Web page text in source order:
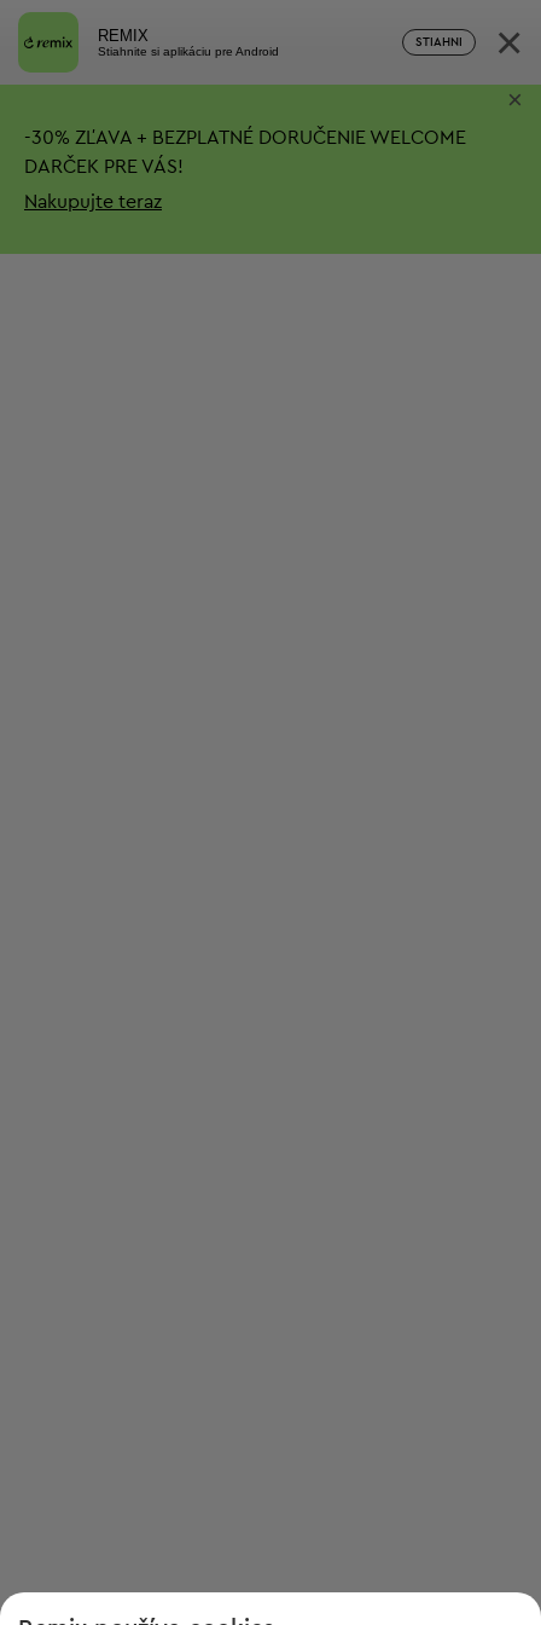
REMIX
Stiahnite si aplikáciu pre Android
STIAHNI ×
-30% ZĽAVA + BEZPLATNÉ DORUČENIE WELCOME
DARČEK PRE VÁS!
Nakupujte teraz
×